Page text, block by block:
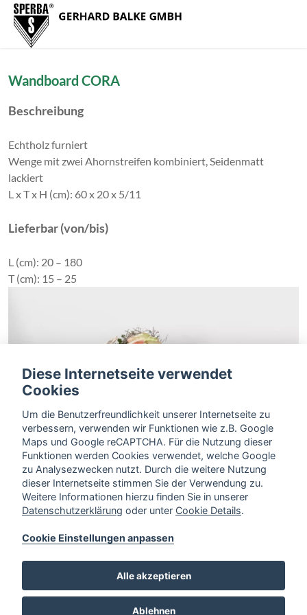
Zum Menü springen
Zur Funktionsleiste springen
Zum Inhalt springen
Wandboard CORA
Beschreibung
Echtholz furniert
Wenge mit zwei Ahornstreifen kombiniert, Seidenmatt
lackiert
L x T x H (cm): 60 x 20 x 5/11
Lieferbar (von/bis)
L (cm): 20 – 180
T (cm): 15 – 25
Zurück
Diese Internetseite verwendet
Cookies
Um die Benutzerfreundlichkeit unserer Internetseite zu
verbessern, verwenden wir Funktionen wie z.B. Google
Maps und Google reCAPTCHA. Für die Nutzung dieser
Funktionen werden Cookies verwendet, welche Google
zu Analysezwecken nutzt. Durch die weitere Nutzung
dieser Internetseite stimmen Sie der Verwendung zu.
Weitere Informationen hierzu finden Sie in unserer
Datenschutzerklärung oder unter Cookie Details.
Cookie Einstellungen anpassen
Alle akzeptieren
Ablehnen